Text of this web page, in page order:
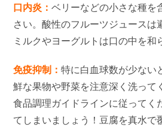
口内炎：ベリーなどの小さな種を
さい。酸性のフルーツジュースは
ミルクやヨーグルトは口の中を和
免疫抑制：特に白血球数が少ない
鮮な果物や野菜を注意深く洗って
食品調理ガイドラインに従ってく
てしまいましょう！豆腐を真水で